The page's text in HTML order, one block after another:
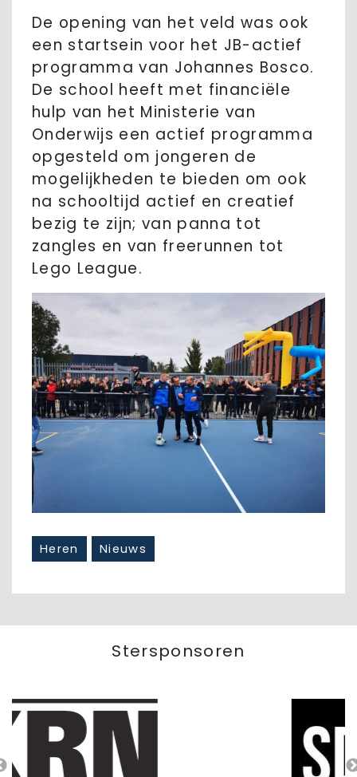
De opening van het veld was ook
een startsein voor het JB-actief
programma van Johannes Bosco.
De school heeft met financiële
hulp van het Ministerie van
Onderwijs een actief programma
opgesteld om jongeren de
mogelijkheden te bieden om ook
na schooltijd actief en creatief
bezig te zijn; van panna tot
zangles en van freerunnen tot
Lego League.
Heren Nieuws
Stersponsoren